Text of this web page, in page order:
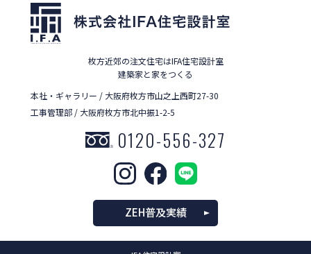
枚方近郊の注文住宅はIFA住宅設計室
建築家と家をつくる
本社・ギャラリー / 大阪府枚方市山之上西町27-30
工事管理部 / 大阪府枚方市北中振1-2-5
0120-556-327
ZEH普及実績